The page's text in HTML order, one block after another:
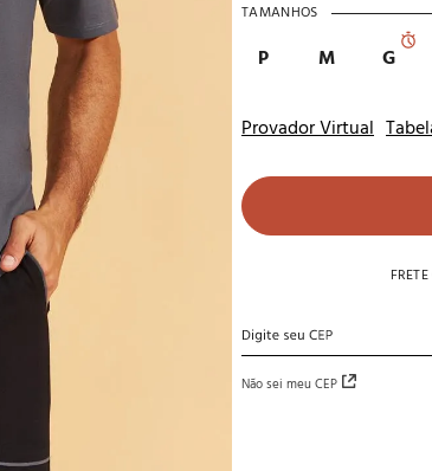
TAMANHOS
G
M
P
Provador Virtual
Não sei meu CEP